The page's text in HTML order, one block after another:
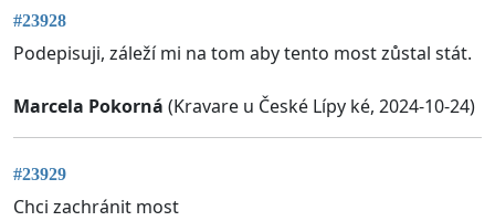
#23928
Podepisuji, záleží mi na tom aby tento most zůstal stát.
Marcela Pokorná (Kravare u České Lípy ké, 2024-10-24)
#23929
Chci zachránit most